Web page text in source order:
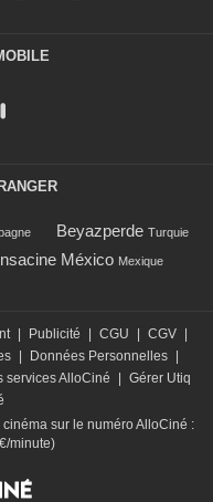
Beyazperde Turquie
México Mexique
Publicité CGU CGV
Données Personnelles
services AlloCiné
Gérer Utiq
sur le numéro AlloCiné :
minute)